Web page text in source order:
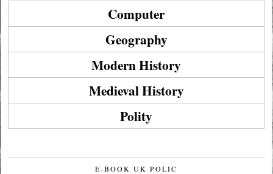
Computer
Geography
Modern History
Medieval History
Polity
E-BOOK UK POLIC